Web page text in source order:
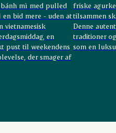
bánh mì med pulled
bid mere - uden at
vietnamesisk
en
pust til weekendens
der smager af
friske
tilsammen
Denne
traditioner
som en